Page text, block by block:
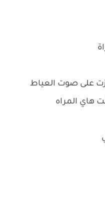
على صوت العياط
هاي المراه